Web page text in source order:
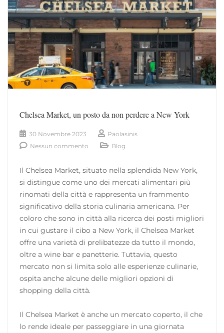
Chelsea Market, un posto da non perdere a New York
30 Novembre 2023
Paolasinis
Nessun commento
Blog
Il Chelsea Market, situato nella splendida New York,
si distingue come uno dei mercati alimentari più
rinomati della città e rappresenta un frammento
significativo della storia culinaria americana. Per
coloro che sono in città alla ricerca dei posti migliori
in cui gustare il cibo a New York, il Chelsea Market
offre una varietà di prelibatezze da tutto il mondo,
oltre a wine bar e panetterie. Tuttavia, questo
mercato non si limita solo alle esperienze culinarie,
ospita anche alcune delle migliori opzioni di
shopping della città.
Il Chelsea Market è anche un mercato coperto, il che
lo rende ideale per passeggiare in una giornata